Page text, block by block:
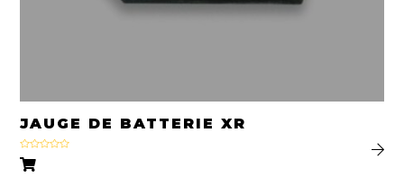
JAUGE DE BATTERIE XR
Note
3.50